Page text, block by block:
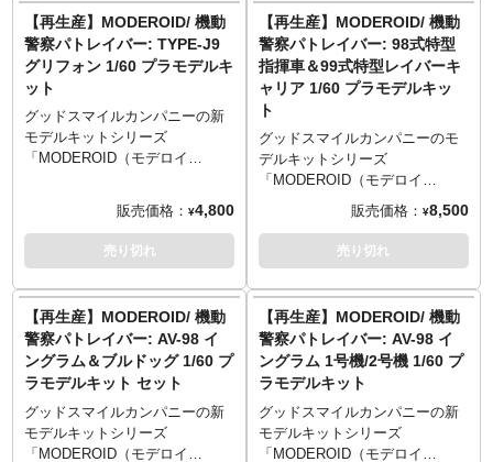
タイル、ギミック、ともに楽し
めるモデルキットです。
アニメ『機動警察パトレイバ
ー』より陸上自衛隊所属の空挺
レイバー「ARL-99ヘルダイバ
ー」の1/60スケールプラスチッ
クモデルが再登場！劇中さなが
らのスタイルで造形されたリア
射砲、コンバットナイフ、頭部
パーツ予備が付属。主素材はPS
＆ABS。装甲・関節部・クリア
け。更に彩色済みパーツとマー
キング再現用の水転写デカール
により、組み立てるだけでイメ
ージに近い色分けを再現できま
す。
「アルフォンス」胸像を1/20ス
ケールでビネット仕立てのプラ
スチックモデルにしました。表
面のディテールやパトランプ、
カメラ内部などは大スケールを
生かして細やかな彫刻を施し、
各種クリアパーツと合わせるこ
とでレイバーならではの実感あ
る仕上がりとなります。同梱さ
塗装を楽しむのもよし、特車2課
格納庫で見られる情景をお楽し
みください。
【再生産】MODEROID/ 機動
警察パトレイバー: TYPE-J9
グリフォン 1/60 プラモデルキ
ット
グッドスマイルカンパニーの新
モデルキットシリーズ
「MODEROID（モデロイ
てキットで、組み立てるだけで
作品イメージの仕上がりを再現
します。フィギュアファンから
作り込みの模型ファンまで、ス
めるモデルキットです。
アニメ『機動警察パトレイバ
ー』より、通称”黒いレイバ
ー”「TYPE-J9グリフォン」が
1/60スケールのプラスチックモ
デルになって登場！各関節可
動。フライトユニットに搭載さ
れた巨大な主翼をはじめとし
販売価格： ¥4,800
売り切れ
【再生産】MODEROID/ 機動
警察パトレイバー: 98式特型
指揮車＆99式特型レイバーキ
ャリア 1/60 プラモデルキッ
ト
グッドスマイルカンパニーのモ
デルキットシリーズ
「MODEROID（モデロイ
ド）」。一部彩色済みの組み立
てキットで、組み立てるだけで
作品イメージの仕上がりを再現
します。フィギュアファンから
作り込みの模型ファンまで、ス
タイル、ギミック、ともに楽し
めるモデルキット。
アニメ『機動警察パトレイバ
ー』より、警察用レイバーと共
に運用される特殊車両「98式特
型指揮車」と「99式特型レイバ
ーキャリア」のセットが1/60ス
ケールでキット化となりまし
販売価格： ¥8,500
売り切れ
【再生産】MODEROID/ 機動
警察パトレイバー: AV-98 イ
ングラム＆ブルドッグ 1/60 プ
ラモデルキット セット
グッドスマイルカンパニーの新
モデルキットシリーズ
「MODEROID（モデロイ
【再生産】MODEROID/ 機動
警察パトレイバー: AV-98 イ
ングラム 1号機/2号機 1/60 プ
ラモデルキット
グッドスマイルカンパニーの新
モデルキットシリーズ
「MODEROID（モデロイ